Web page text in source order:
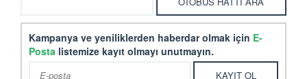
Kampanya ve yeniliklerden haberdar olmak için E-
Posta listemize kayıt olmayı unutmayın.